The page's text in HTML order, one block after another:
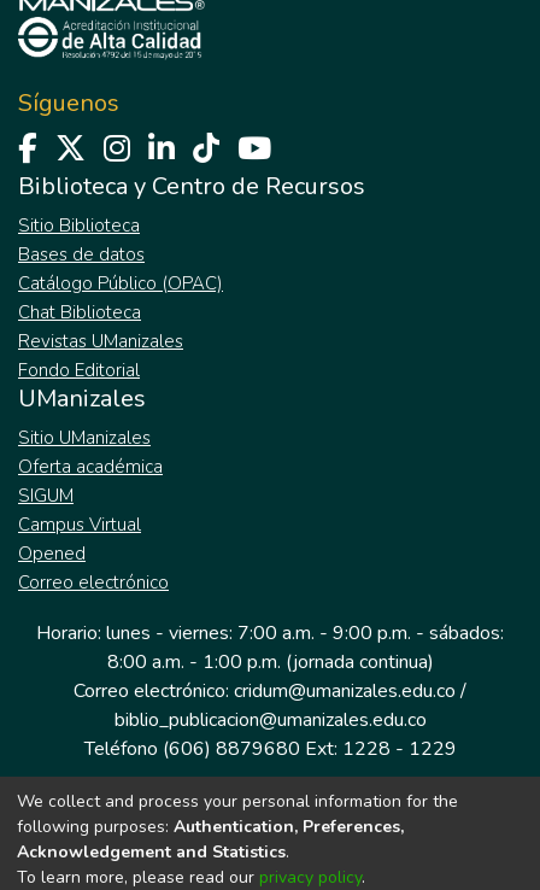
Síguenos
Biblioteca y Centro de Recursos
Sitio Biblioteca
Bases de datos
Catálogo Público (OPAC)
Chat Biblioteca
Revistas UManizales
Fondo Editorial
UManizales
Sitio UManizales
Oferta académica
SIGUM
Campus Virtual
Opened
Correo electrónico
Horario: lunes - viernes: 7:00 a.m. - 9:00 p.m. - sábados:
8:00 a.m. - 1:00 p.m. (jornada continua)
Correo electrónico: cridum@umanizales.edu.co /
biblio_publicacion@umanizales.edu.co
Teléfono (606) 8879680 Ext: 1228 - 1229
Dirección: Cra 9 a # 19-03 Edificio histórico, piso 1
Manizales, Caldas
Colombia.
We collect and process your personal information for the
following purposes: Authentication, Preferences,
Acknowledgement and Statistics.
To learn more, please read our privacy policy.